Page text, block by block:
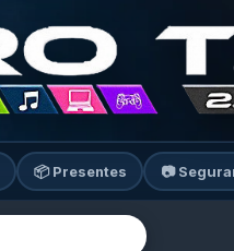
📦 Presentes 📷